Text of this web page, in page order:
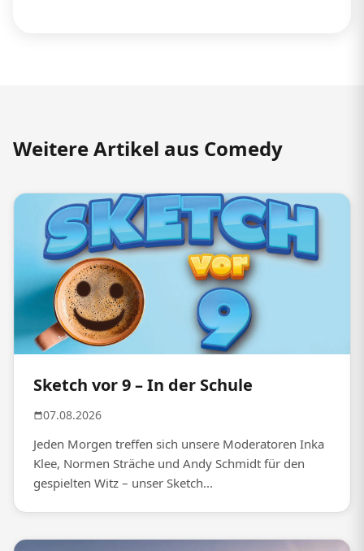
Weitere Artikel aus Comedy
Sketch vor 9 – In der Schule
07.08.2026
Jeden Morgen treffen sich unsere Moderatoren Inka
Klee, Normen Sträche und Andy Schmidt für den
gespielten Witz – unser Sketch...